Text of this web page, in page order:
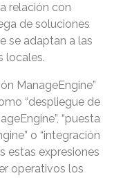
relación con
de soluciones
se adaptan a las
locales.
ManageEngine”
“despliegue de
“puesta
o “integración
estas expresiones
operativos los